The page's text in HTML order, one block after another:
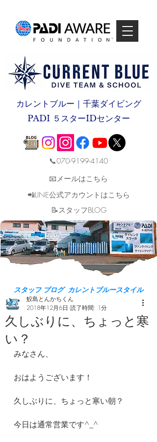
カレントブルー｜千葉ダイビング
PADI ５スターIDセンター
📞070-9199-4140
📧メールはこちら
📲LINE公式アカウントはこちら
​📝スタッフBLOG
スタッフ ブログ カレントブルースタイル
久しぶりに、ちょっと寒
い？
鮫島とんかちくん
2018年12月6日 読了時間: 1分
みなさん、
おはようございます！
久しぶりに、ちょっと寒い朝？
今日は通常営業です^_^